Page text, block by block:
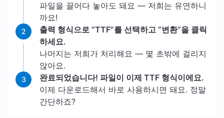
파일을 끌어다 놓아도 돼요 — 저희는 유연하니
까요!
2
출력 형식으로 “TTF”를 선택하고 “변환”을 클릭
하세요.
나머지는 저희가 처리해요 — 몇 초밖에 걸리지
않아요.
3
완료되었습니다! 파일이 이제 TTF 형식이에요.
이제 다운로드해서 바로 사용하시면 돼요. 정말
간단하죠?